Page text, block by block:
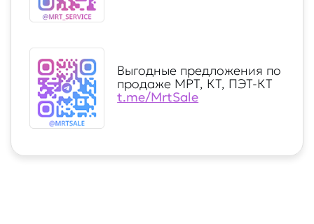
Выгодные предложения по
продаже МРТ, КТ, ПЭТ-КТ
t.me/MrtSale